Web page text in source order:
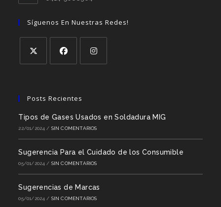
Síguenos En Nuestras Redes!
Posts Recientes
Tipos de Gases Usados en Soldadura MIG
22/01/2024 / SIN COMENTARIOS
Sugerencia Para el Cuidado de los Consumible
05/01/2024 / SIN COMENTARIOS
Sugerencias de Marcas
05/01/2024 / SIN COMENTARIOS